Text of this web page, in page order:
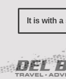
It is with